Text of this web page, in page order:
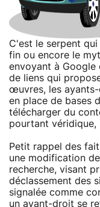
C'est le serpent
fin ou encore le
envoyant à Google
de liens qui
œuvres, les
en place de bases
télécharger du
pourtant véridique,
Petit rappel des
une modification
recherche, visant
déclassement des
signalée comme
un ayant-droit se